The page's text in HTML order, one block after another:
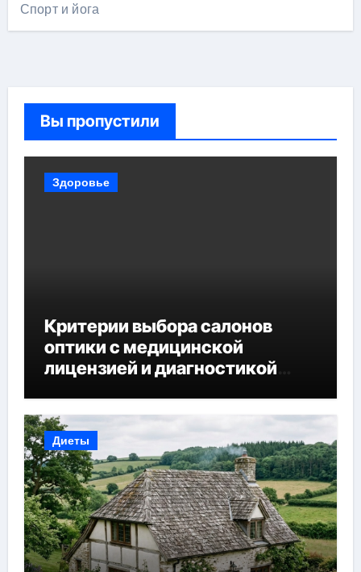
Спорт и йога
Вы пропустили
Здоровье
Критерии выбора салонов
оптики с медицинской
лицензией и диагностикой
Диеты